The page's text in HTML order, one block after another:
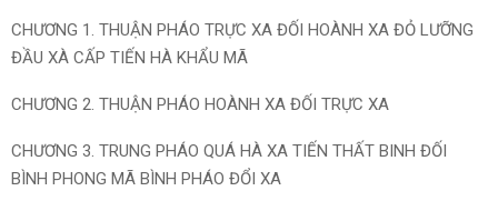
CHƯƠNG 1. THUẬN PHÁO TRỰC XA ĐỐI HOÀNH XA ĐỎ LƯỠNG
ĐẦU XÀ CẤP TIẾN HÀ KHẨU MÃ
CHƯƠNG 2. THUẬN PHÁO HOÀNH XA ĐỐI TRỰC XA
CHƯƠNG 3. TRUNG PHÁO QUÁ HÀ XA TIẾN THẤT BINH ĐỐI
BÌNH PHONG MÃ BÌNH PHÁO ĐỔI XA